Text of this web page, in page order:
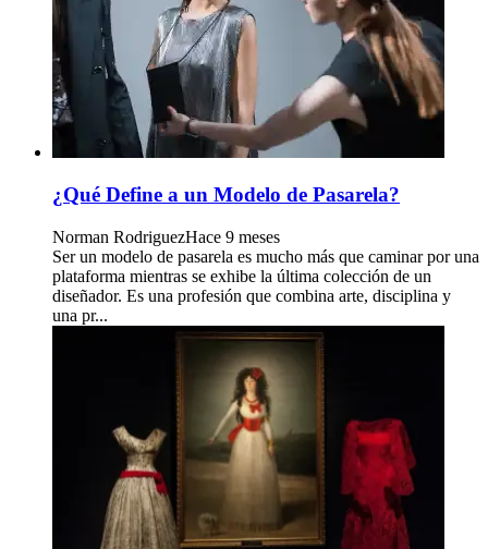
¿Qué Define a un Modelo de Pasarela?
Norman RodriguezHace 9 meses
Ser un modelo de pasarela es mucho más que caminar por una
plataforma mientras se exhibe la última colección de un
diseñador. Es una profesión que combina arte, disciplina y
una pr...